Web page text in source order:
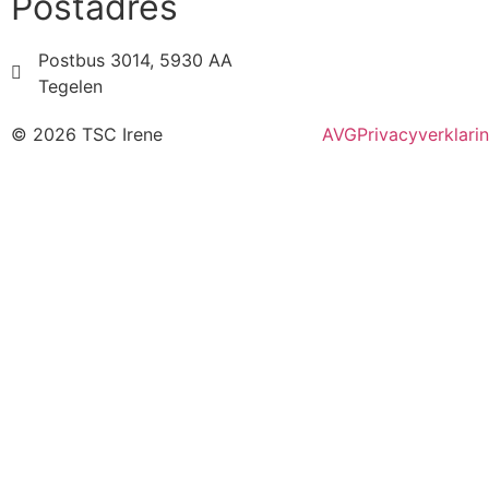
Postbus 3014, 5930 AA
Tegelen
© 2026 TSC Irene AVG